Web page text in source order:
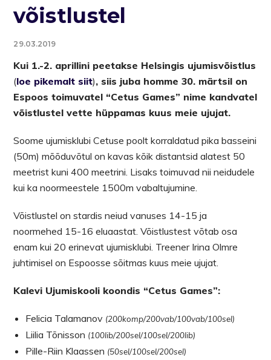
võistlustel
29.03.2019
Kui 1.-2. aprillini peetakse Helsingis ujumisvõistlus
(loe pikemalt siit), siis juba homme 30. märtsil on
Espoos toimuvatel “Cetus Games” nime kandvatel
võistlustel vette hüppamas kuus meie ujujat.
Soome ujumisklubi Cetuse poolt korraldatud pika basseini
(50m) mõõduvõtul on kavas kõik distantsid alatest 50
meetrist kuni 400 meetrini. Lisaks toimuvad nii neidudele
kui ka noormeestele 1500m vabaltujumine.
Võistlustel on stardis neiud vanuses 14-15 ja
noormehed 15-16 eluaastat. Võistlustest võtab osa
enam kui 20 erinevat ujumisklubi. Treener Irina Olmre
juhtimisel on Espoosse sõitmas kuus meie ujujat.
Kalevi Ujumiskooli koondis “Cetus Games”:
Felicia Talamanov (200komp/200vab/100vab/100sel)
Liilia Tõnisson (100lib/200sel/100sel/200lib)
Pille-Riin Klaassen (50sel/100sel/200sel)